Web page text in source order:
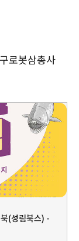
로봇삼총사
(성림북스) -